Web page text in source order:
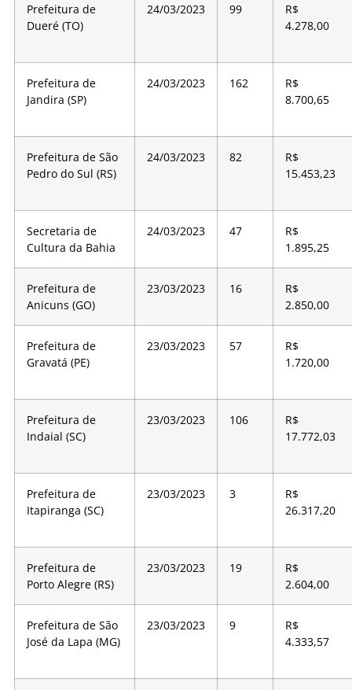
Prefeitura de
Dueré (TO)
24/03/2023 99
R$
4.278,00
Prefeitura de
Jandira (SP)
24/03/2023 162
R$
8.700,65
Prefeitura de São
Pedro do Sul (RS)
24/03/2023 82
R$
15.453,23
Secretaria de
Cultura da Bahia
24/03/2023 47
R$
1.895,25
Prefeitura de
Anicuns (GO)
23/03/2023 16
R$
2.850,00
Prefeitura de
Gravatá (PE)
23/03/2023 57
R$
1.720,00
Prefeitura de
Indaial (SC)
23/03/2023 106
R$
17.772,03
Prefeitura de
Itapiranga (SC)
23/03/2023 3
R$
26.317,20
Prefeitura de
Porto Alegre (RS)
23/03/2023 19
R$
2.604,00
Prefeitura de São
José da Lapa (MG)
23/03/2023 9
R$
4.333,57